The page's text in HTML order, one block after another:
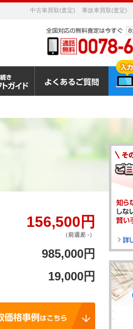
中古車買取(査定) 事故車買取(査定)
156,500 円
（前週差 -）
985,000円
19,000円